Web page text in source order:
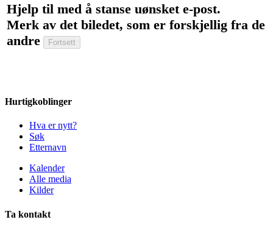
Hjelp til med å stanse uønsket e-post.
Merk av det biledet, som er forskjellig fra de
andre
Hurtigkoblinger
Hva er nytt?
Søk
Etternavn
Kalender
Alle media
Kilder
Ta kontakt